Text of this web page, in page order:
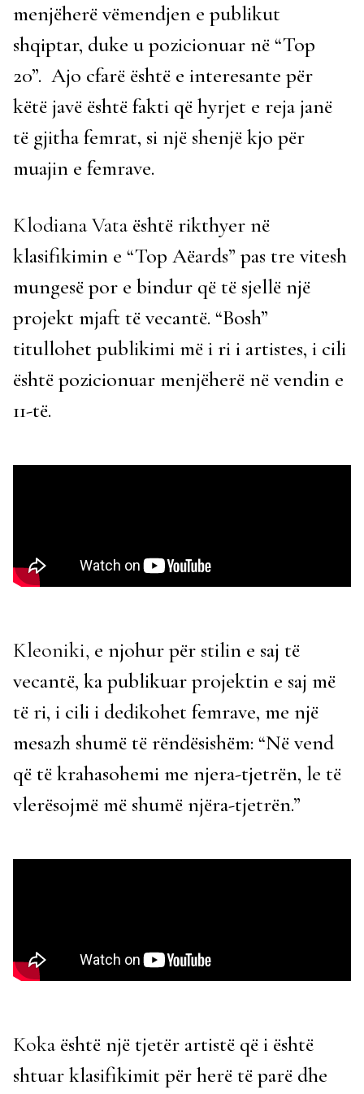
menjëherë vëmendjen e publikut
shqiptar, duke u pozicionuar në “Top
20”. Ajo cfarë është e interesante për
këtë javë është fakti që hyrjet e reja janë
të gjitha femrat, si një shenjë kjo për
muajin e femrave.
Klodiana Vataështë rikthyer në
klasifikimin e “Top Aëards” pas tre vitesh
mungesë por e bindur që të sjellë një
projekt mjaft të vecantë. “Bosh”
titullohet publikimi më i ri i artistes, i cili
është pozicionuar menjëherë në vendin e
11-të.
Kleoniki, e njohur për stilin e saj të
vecantë, ka publikuar projektin e saj më
të ri, i cili i dedikohet femrave, me një
mesazh shumë të rëndësishëm: “Në vend
që të krahasohemi me njera-tjetrën, le të
vlerësojmë më shumë njëra-tjetrën.”
Kokaështë një tjetër artistë që i është
shtuar klasifikimit për herë të parë dhe